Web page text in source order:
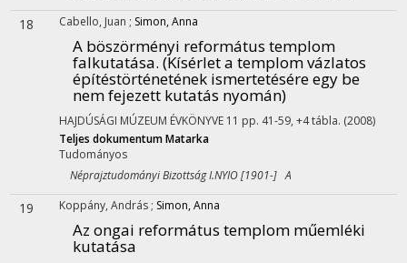
18 Cabello, Juan ; Simon, Anna
A böszörményi református templom
falkutatása. (Kísérlet a templom vázlatos
építéstörténetének ismertetésére egy be
nem fejezett kutatás nyomán)
HAJDÚSÁGI MÚZEUM ÉVKÖNYVE 11 pp. 41-59, +4 tábla. (2008)
Teljes dokumentumMatarka
Tudományos
Néprajztudományi Bizottság I.NYIO [1901-] A
19 Koppány, András ; Simon, Anna
Az ongai református templom műemléki
kutatása